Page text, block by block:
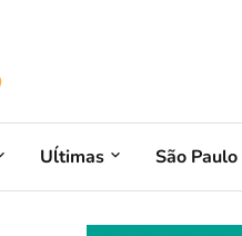
Uĺtimas São Paulo